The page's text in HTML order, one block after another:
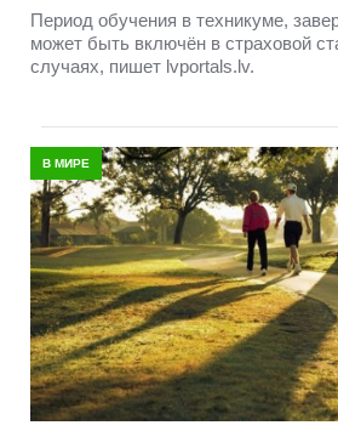
Период обучения в техникуме,
может быть включён в страховой
случаях, пишет lvportals.lv.
В МИРЕ